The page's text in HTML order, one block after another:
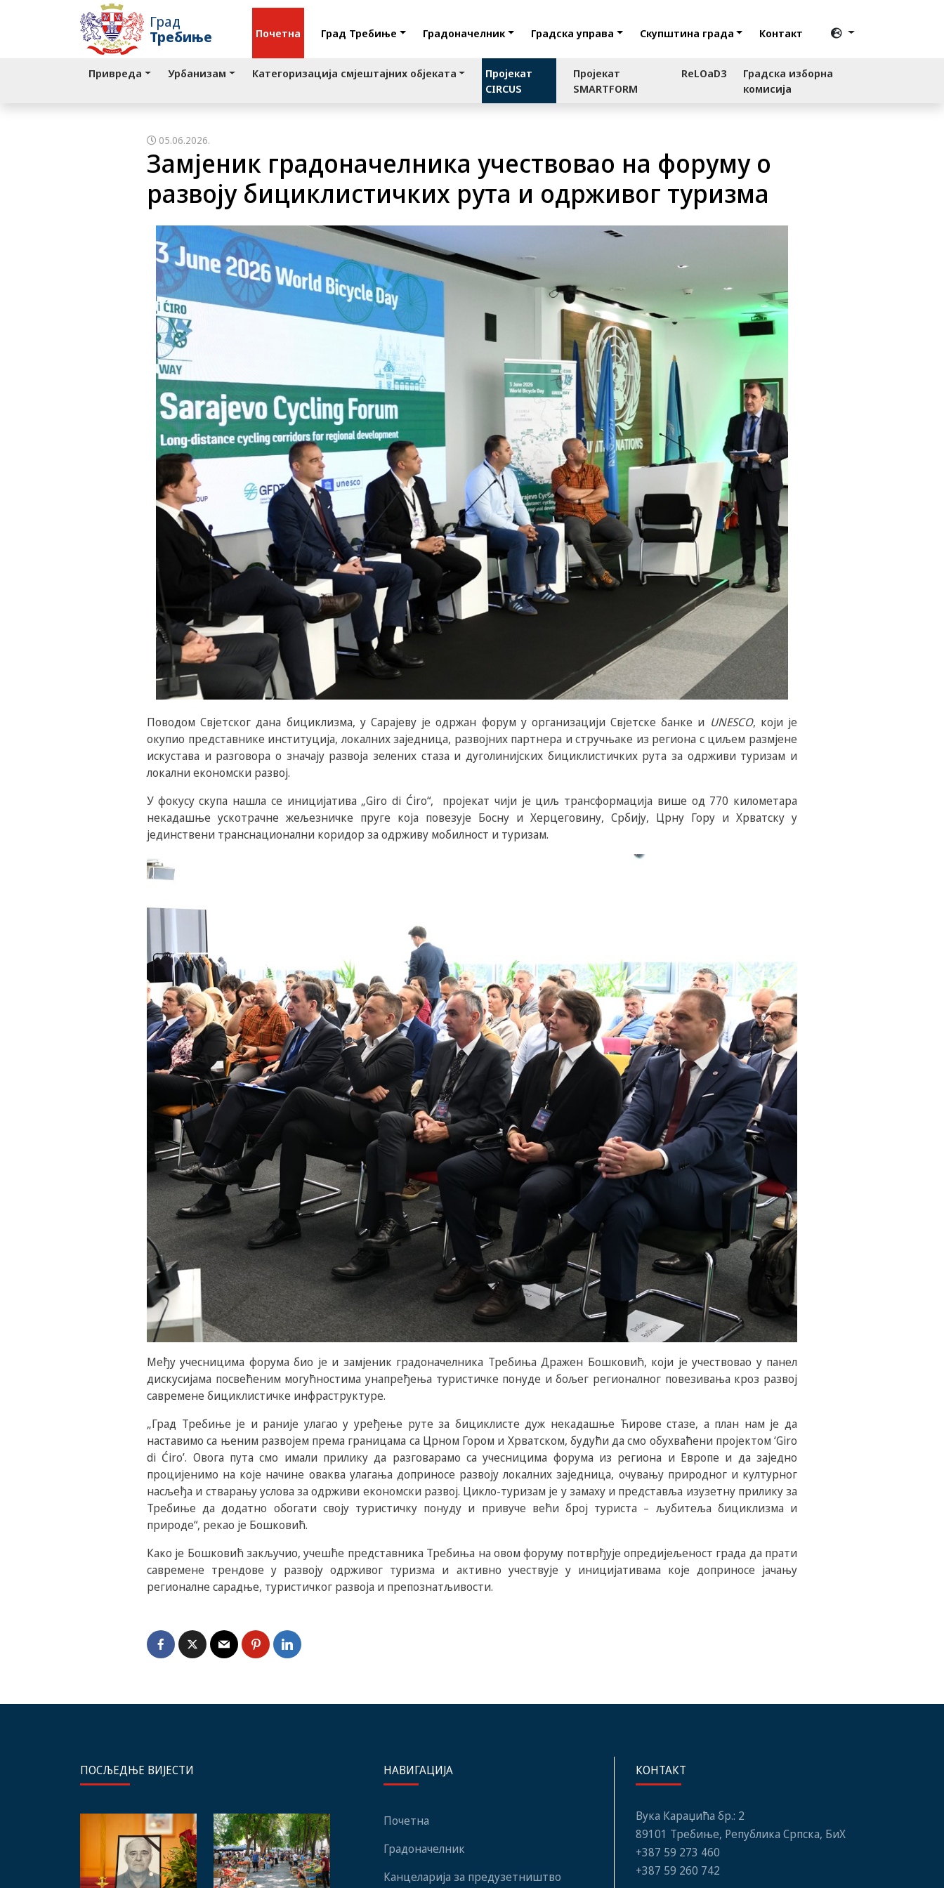
Град
Требиње
Почетна Град Требиње Градоначелник Градска управа Скупштина града Контакт
Привреда Урбанизам Категоризација смјештајних објеката
Пројекат
CIRCUS
Пројекат
SMARTFORM
ReLOaD3
Градска изборна
комисија
05.06.2026.
Замјеник градоначелника учествовао на форуму о
развоју бициклистичких рута и одрживог туризма
Поводом Свјетског дана бициклизма, у Сарајеву је одржан форум у организацији Свјетске банке и UNESCO, који је
окупио представнике институција, локалних заједница, развојних партнера и стручњаке из региона с циљем размјене
искустава и разговора о значају развоја зелених стаза и дуголинијских бициклистичких рута за одрживи туризам и
локални економски развој.
У фокусу скупа нашла се иницијатива „Giro di Ćiro“, пројекат чији је циљ трансформација више од 770 километара
некадашње ускотрачне жељезничке пруге која повезује Босну и Херцеговину, Србију, Црну Гору и Хрватску у
јединствени транснационални коридор за одрживу мобилност и туризам.
Међу учесницима форума био је и замјеник градоначелника Требиња Дражен Бошковић, који је учествовао у панел
дискусијама посвећеним могућностима унапређења туристичке понуде и бољег регионалног повезивања кроз развој
савремене бициклистичке инфраструктуре.
„Град Требиње је и раније улагао у уређење руте за бициклисте дуж некадашње Ћирове стазе, а план нам је да
наставимо са њеним развојем према границама са Црном Гором и Хрватском, будући да смо обухваћени пројектом ‘Giro
di Ćiro’. Овога пута смо имали прилику да разговарамо са учесницима форума из региона и Европе и да заједно
процијенимо на које начине оваква улагања доприносе развоју локалних заједница, очувању природног и културног
насљеђа и стварању услова за одрживи економски развој. Цикло-туризам је у замаху и представља изузетну прилику за
Требиње да додатно обогати своју туристичку понуду и привуче већи број туриста – љубитеља бициклизма и
природе“, рекао је Бошковић.
Како је Бошковић закључио, учешће представника Требиња на овом форуму потврђује опредијељеност града да прати
савремене трендове у развоју одрживог туризма и активно учествује у иницијативама које доприносе јачању
регионалне сарадње, туристичког развоја и препознатљивости.
ПОСЉЕДЊЕ ВИЈЕСТИ НАВИГАЦИЈА
Почетна
Градоначелник
Канцеларија за предузетништво
КОНТАКТ
Вука Караџића бр.: 2
89101 Требиње, Република Српска, БиХ
+387 59 273 460
+387 59 260 742